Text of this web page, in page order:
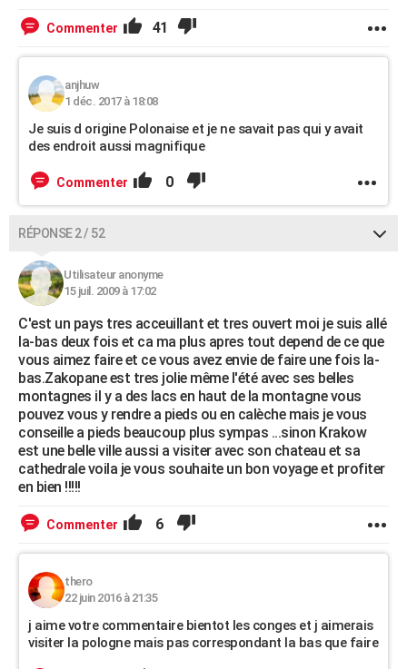
Commenter 41
anjhuw
1 déc. 2017 à 18:08
Je suis d origine Polonaise et je ne savait pas qui y avait
des endroit aussi magnifique
Commenter 0
RÉPONSE 2 / 52
Utilisateur anonyme
15 juil. 2009 à 17:02
C'est un pays tres acceuillant et tres ouvert moi je suis allé
la-bas deux fois et ca ma plus apres tout depend de ce que
vous aimez faire et ce vous avez envie de faire une fois la-
bas.Zakopane est tres jolie même l'été avec ses belles
montagnes il y a des lacs en haut de la montagne vous
pouvez vous y rendre a pieds ou en calèche mais je vous
conseille a pieds beaucoup plus sympas ...sinon Krakow
est une belle ville aussi a visiter avec son chateau et sa
cathedrale voila je vous souhaite un bon voyage et profiter
en bien !!!!!
Commenter 6
thero
22 juin 2016 à 21:35
j aime votre commentaire bientot les conges et j aimerais
visiter la pologne mais pas correspondant la bas que faire